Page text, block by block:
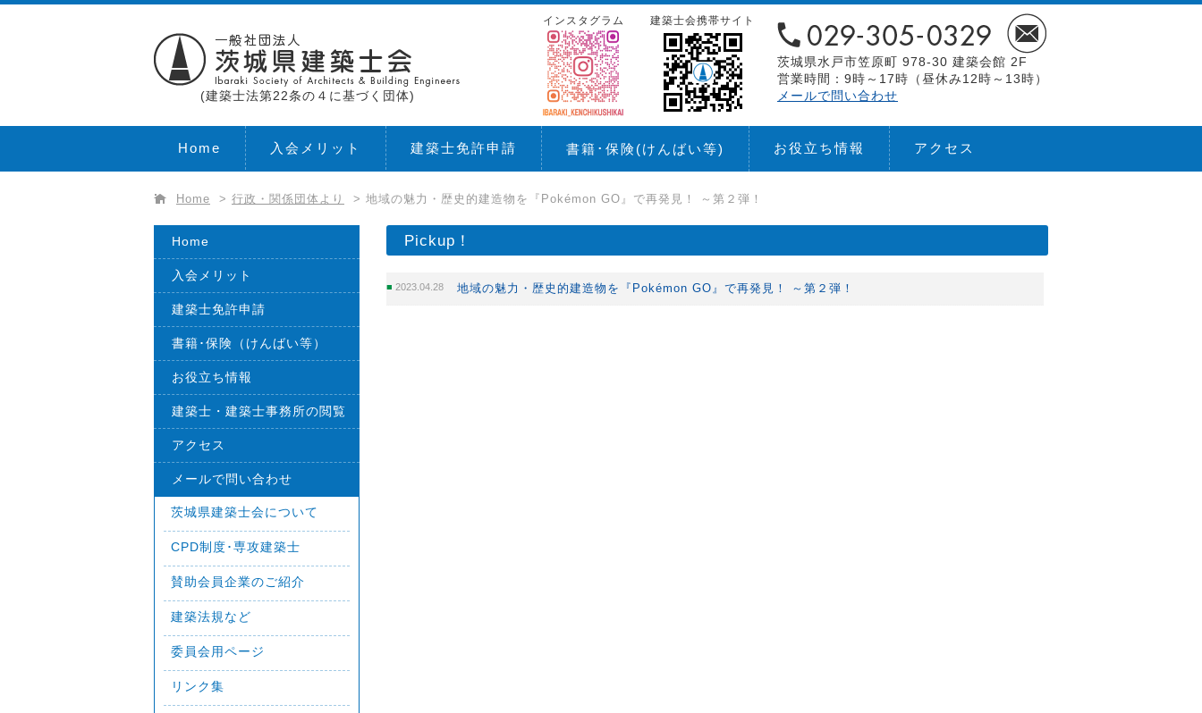
(建築士法第22条の４に基づく団体)
茨城県水戸市笠原町 978-30 建築会館 2F
営業時間：9時～17時（昼休み12時～13時）
メールで問い合わせ
建築士会携帯サイト
インスタグラム
Home 入会メリット 建築士免許申請 書籍･保険(けんばい等) お役立ち情報 アクセス
Home > 行政・関係団体より > 地域の魅力・歴史的建造物を『Pokémon GO』で再発見！ ～第２弾！
Pickup！
2023.04.28 地域の魅力・歴史的建造物を『Pokémon GO』で再発見！ ～第２弾！
Home
入会メリット
建築士免許申請
書籍･保険（けんばい等）
お役立ち情報
建築士・建築士事務所の閲覧
アクセス
メールで問い合わせ
茨城県建築士会について
CPD制度･専攻建築士
賛助会員企業のご紹介
建築法規など
委員会用ページ
リンク集